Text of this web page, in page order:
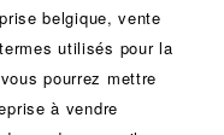
belgique, vente
utilisés pour la
pourrez mettre
à vendre